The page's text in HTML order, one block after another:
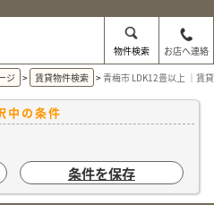
物件検索
お店へ連絡
ジ
賃貸物件検索 青梅市 LDK12畳以上 ｜賃
中の条件
条件を保存